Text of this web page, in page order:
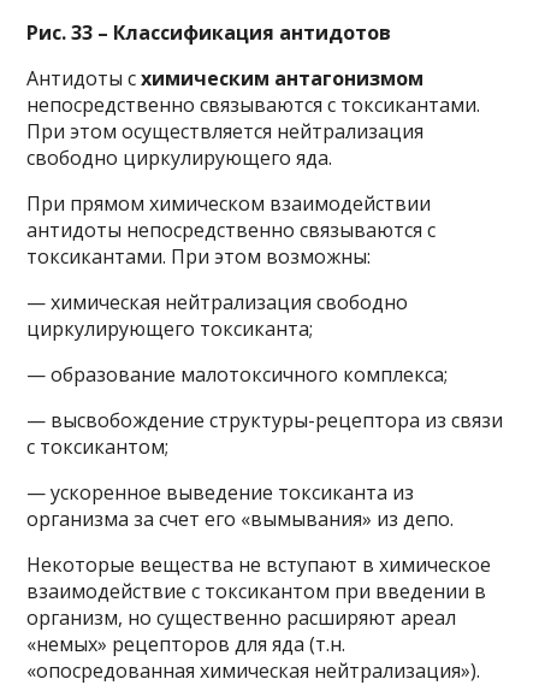
Рис. 33 – Классификация антидотов
Антидоты схимическим антагонизмом
непосредственно связываются с токсикантами.
При этом осуществляется нейтрализация
свободно циркулирующего яда.
При прямом химическом взаимодействии
антидоты непосредственно связываются с
токсикантами. При этом возможны:
— химическая нейтрализация свободно
циркулирующего токсиканта;
— образование малотоксичного комплекса;
— высвобождение структуры-рецептора из связи
с токсикантом;
— ускоренное выведение токсиканта из
организма за счет его «вымывания» из депо.
Некоторые вещества не вступают в химическое
взаимодействие с токсикантом при введении в
организм, но существенно расширяют ареал
«немых» рецепторов для яда (т.н.
«опосредованная химическая нейтрализация»).